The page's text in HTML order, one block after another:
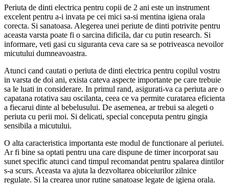
Periuta de dinti electrica pentru copii de 2 ani este un instrument
excelent pentru a-i invata pe cei mici sa-si mentina igiena orala
corecta. Si sanatoasa. Alegerea unei periute de dinti potrivite pentru
aceasta varsta poate fi o sarcina dificila, dar cu putin research. Si
informare, veti gasi cu siguranta ceva care sa se potriveasca nevoilor
micutului dumneavoastra.
Atunci cand cautati o periuta de dinti electrica pentru copilul vostru
in varsta de doi ani, exista cateva aspecte importante pe care trebuie
sa le luati in considerare. In primul rand, asigurati-va ca periuta are o
capatana rotativa sau oscilanta, ceea ce va permite curatarea eficienta
a fiecarui dinte al bebelusului. De asemenea, ar trebui sa alegeti o
periuta cu perii moi. Si delicati, special conceputa pentru gingia
sensibila a micutului.
O alta caracteristica importanta este modul de functionare al periutei.
Ar fi bine sa optati pentru una care dispune de timer incorporat sau
sunet specific atunci cand timpul recomandat pentru spalarea dintilor
s-a scurs. Aceasta va ajuta la dezvoltarea obiceiurilor zilnice
regulate. Si la crearea unor rutine sanatoase legate de igiena orala.